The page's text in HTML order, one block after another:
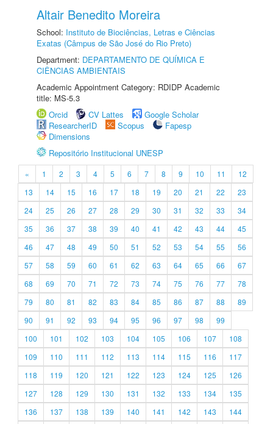
Altair Benedito Moreira
School: Instituto de Biociências, Letras e Ciências
Exatas (Câmpus de São José do Rio Preto)
Department: DEPARTAMENTO DE QUÍMICA E
CIÊNCIAS AMBIENTAIS
Academic Appointment Category: RDIDP Academic
title: MS-5.3
Orcid
CV Lattes
Google Scholar
ResearcherID
Scopus
Fapesp
Dimensions
Repositório Institucional UNESP
« 1 2 3 4 5 6 7 8 9 10 11
12
13
14 15 16 17 18 19 20 21 22
23
24
25 26 27 28 29 30 31 32 33
34
35
36 37 38 39 40 41 42 43 44
45
46
47 48 49 50 51 52 53 54 55
56
57
58 59 60 61 62 63 64 65 66
67
68
69 70 71 72 73 74 75 76 77
78
79
80 81 82 83 84 85 86 87 88
89
90
91 92 93 94 95 96 97 98
99
100
101 102 103 104 105 106 107
108
109
110 111 112 113 114 115 116
117
118
119 120 121 122 123 124 125
126
127
128 129 130 131 132 133 134
135
136
137 138 139 140 141 142 143
144